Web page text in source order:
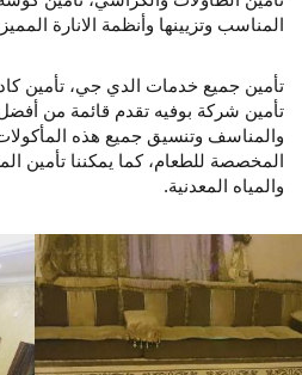
المناسب وتزيينها وأنظمة الانارة
تأمين جميع خدمات الدي جي، تأمين
تأمين شركة بوفيه تقدم قائمة من أفضل
والمناسف وتنسيق جميع هذه
المخصصة للطعام، كما يمكننا تأمين
والمياه المعدنية.